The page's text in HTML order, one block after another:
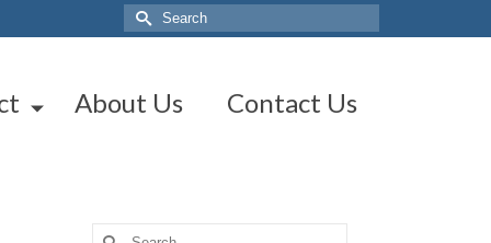
Search
for:
About Us Contact Us
Search